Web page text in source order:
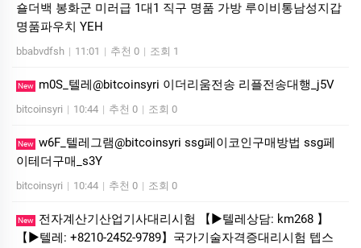
숄더백 봉화군 미러급 1대1 직구 명품 가방 루이비통남성지갑
명품파우치 YEH
bbabvdfsh | 11:01 | 추천 0 | 조회 1
New m0S_텔레@bitcoinsyri 이더리움전송 리플전송대행_j5V
bitcoinsyri | 10:44 | 추천 0 | 조회 0
New w6F_텔레그램@bitcoinsyri ssg페이코인구매방법 ssg페
이테더구매_s3Y
bitcoinsyri | 10:44 | 추천 0 | 조회 0
New
전자계산기산업기사대리시험 【▶텔레상담: km268 】
【▶텔레: +8210-2452-9789】국가기술자격증대리시험 텝스